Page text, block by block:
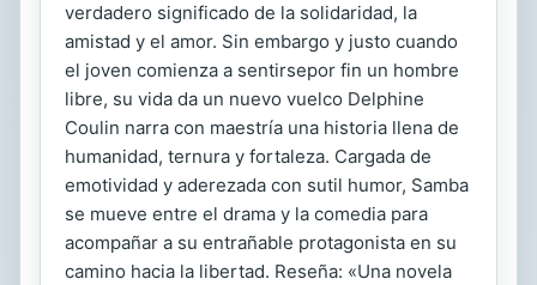
verdadero significado de la solidaridad, la
amistad y el amor. Sin embargo y justo cuando
el joven comienza a sentirsepor fin un hombre
libre, su vida da un nuevo vuelco Delphine
Coulin narra con maestría una historia llena de
humanidad, ternura y fortaleza. Cargada de
emotividad y aderezada con sutil humor, Samba
se mueve entre el drama y la comedia para
acompañar a su entrañable protagonista en su
camino hacia la libertad. Reseña: «Una novela